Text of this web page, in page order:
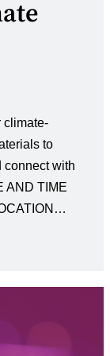
climate-
to
connect with
AND TIME